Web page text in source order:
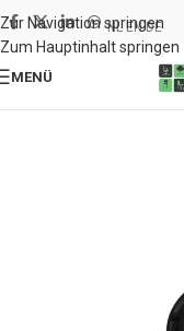
Zur Navigation springen
Zum Hauptinhalt springen
NL ENDE
MENÜ